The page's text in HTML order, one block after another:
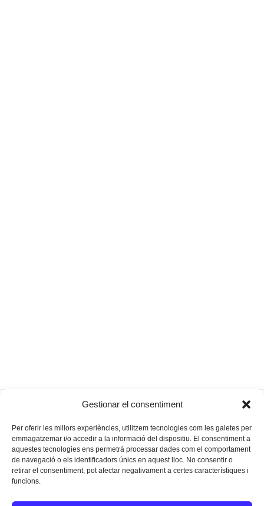
Gestionar el consentiment
Per oferir les millors experiències, utilitzem tecnologies com les galetes per
emmagatzemar i/o accedir a la informació del dispositiu. El consentiment a
aquestes tecnologies ens permetrà processar dades com el comportament
de navegació o els identificadors únics en aquest lloc. No consentir o
retirar el consentiment, pot afectar negativament a certes característiques i
funcions.
Instagram
Facebook
Twitter